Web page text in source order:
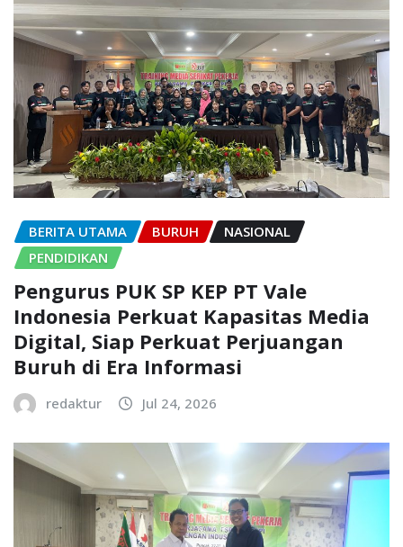
BERITA UTAMA BURUH
NASIONAL
PENDIDIKAN
Pengurus PUK SP KEP PT Vale
Indonesia Perkuat Kapasitas Media
Digital, Siap Perkuat Perjuangan
Buruh di Era Informasi
redaktur Jul 24, 2026